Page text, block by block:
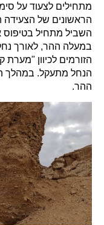
הראשונים של הצעידה
השביל מתחיל
במעלה ההר, לאורך נחל
הזורמים לכיוון
הנחל מתעקל. במהלך
ההר.